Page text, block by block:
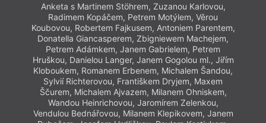
Anketa s Martinem Stöhrem, Zuzanou Karlovou,
Radimem Kopáčem, Petrem Motýlem, Věrou
Koubovou, Robertem Fajkusem, Antoniem Parentem,
Donatella Giancasperem, Zbigniewem Machejem,
Petrem Adámkem, Janem Gabrielem, Petrem
Hruškou, Danielou Langer, Janem Gogolou ml., Jiřím
Kloboukem, Romanem Erbenem, Michalem Šandou,
Sylvií Richterovou, Františkem Dryjem, Maxem
Ščurem, Michalem Ajvazem, Milanem Ohniskem,
Wandou Heinrichovou, Jaromírem Zelenkou,
Vendulou Bednářovou, Milanem Klepikovem, Janem